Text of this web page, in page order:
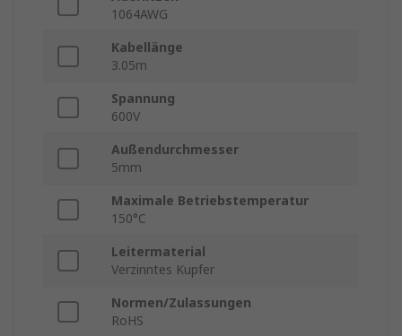
1064AWG
Kabellänge
3.05m
Spannung
600V
Außendurchmesser
5mm
Maximale Betriebstemperatur
150°C
Leitermaterial
Verzinntes Kupfer
Normen/Zulassungen
RoHS